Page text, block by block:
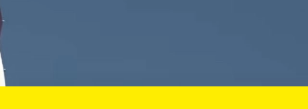
per le scuole
del Pensiero Politico
e Executive Program